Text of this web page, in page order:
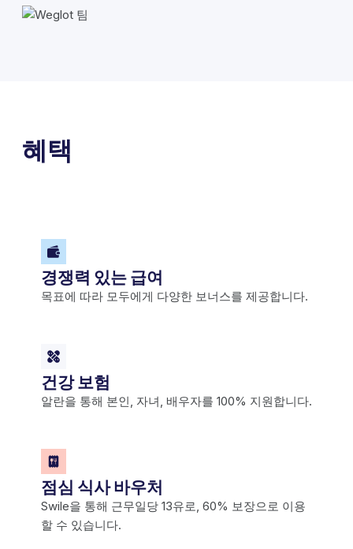
혜택
경쟁력 있는 급여
목표에 따라 모두에게 다양한 보너스를 제공합니다.
건강 보험
알란을 통해 본인, 자녀, 배우자를 100% 지원합니다.
점심 식사 바우처
Swile을 통해 근무일당 13유로, 60% 보장으로 이용
할 수 있습니다.